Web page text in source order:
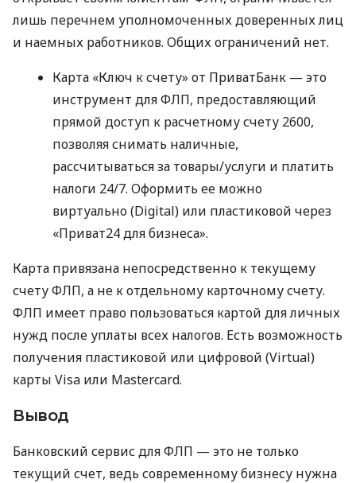
лишь перечнем уполномоченных доверенных лиц
и наемных работников. Общих ограничений нет.
Карта «Ключ к счету» от ПриватБанк — это
инструмент для ФЛП, предоставляющий
прямой доступ к расчетному счету 2600,
позволяя снимать наличные,
рассчитываться за товары/услуги и платить
налоги 24/7. Оформить ее можно
виртуально (Digital) или пластиковой через
«Приват24 для бизнеса».
Карта привязана непосредственно к текущему
счету ФЛП, а не к отдельному карточному счету.
ФЛП имеет право пользоваться картой для личных
нужд после уплаты всех налогов. Есть возможность
получения пластиковой или цифровой (Virtual)
карты Visa или Mastercard.
Вывод
Банковский сервис для ФЛП — это не только
текущий счет, ведь современному бизнесу нужна